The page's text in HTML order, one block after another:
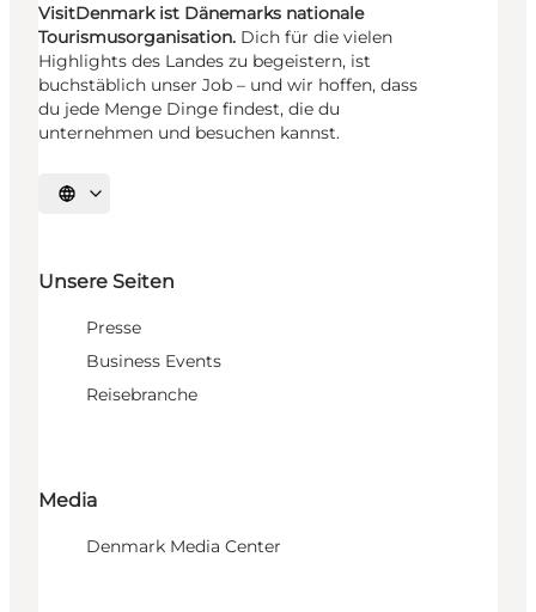
VisitDenmark ist Dänemarks nationale
Tourismusorganisation. Dich für die vielen
Highlights des Landes zu begeistern, ist
buchstäblich unser Job – und wir hoffen, dass
du jede Menge Dinge findest, die du
unternehmen und besuchen kannst.
Sprache auswählen
Unsere Seiten
Presse
Business Events
Reisebranche
Media
Denmark Media Center